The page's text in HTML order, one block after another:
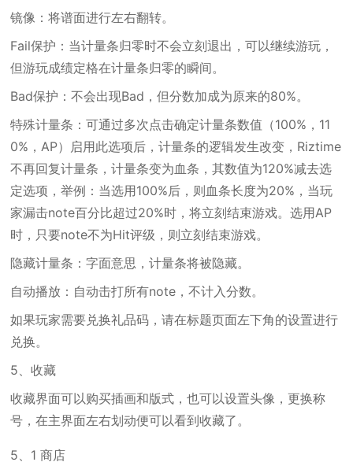
镜像：将谱面进行左右翻转。
Fail保护：当计量条归零时不会立刻退出，可以继续游玩，
但游玩成绩定格在计量条归零的瞬间。
Bad保护：不会出现Bad，但分数加成为原来的80%。
特殊计量条：可通过多次点击确定计量条数值（100%，11
0%，AP）启用此选项后，计量条的逻辑发生改变，Riztime
不再回复计量条，计量条变为血条，其数值为120%减去选
定选项，举例：当选用100%后，则血条长度为20%，当玩
家漏击note百分比超过20%时，将立刻结束游戏。选用AP
时，只要note不为Hit评级，则立刻结束游戏。
隐藏计量条：字面意思，计量条将被隐藏。
自动播放：自动击打所有note，不计入分数。
如果玩家需要兑换礼品码，请在标题页面左下角的设置进行
兑换。
5、收藏
收藏界面可以购买插画和版式，也可以设置头像，更换称
号，在主界面左右划动便可以看到收藏了。
5、1 商店